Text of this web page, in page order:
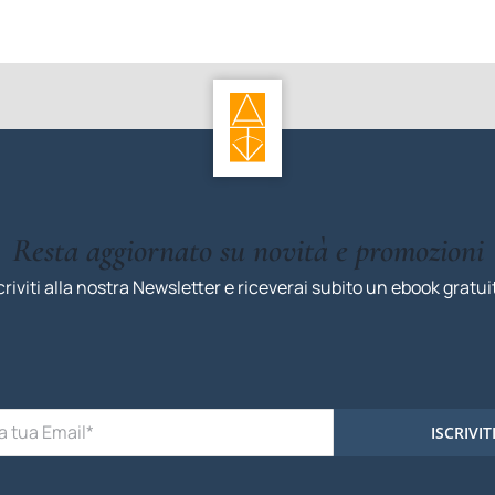
Resta aggiornato su novità e promozioni
alla nostra Newsletter e riceverai subito un ebook
ISCRIVITI